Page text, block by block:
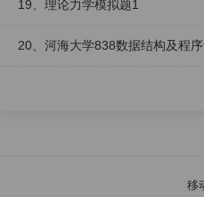
19、理论力学模拟题1
20、河海大学838数据结构及程
移